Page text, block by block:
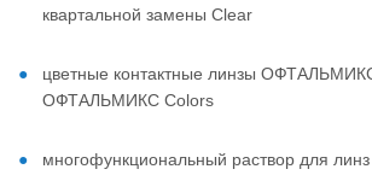
квартальной замены Clear
цветные контактные линзы
ОФТАЛЬМИКС Colors
многофункциональный раствор для